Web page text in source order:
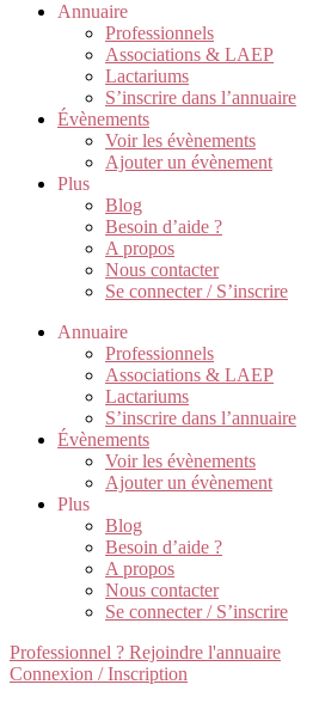
Annuaire
Professionnels
Associations & LAEP
Lactariums
S’inscrire dans l’annuaire
Évènements
Voir les évènements
Ajouter un évènement
Plus
Blog
Besoin d’aide ?
A propos
Nous contacter
Se connecter / S’inscrire
Annuaire
Professionnels
Associations & LAEP
Lactariums
S’inscrire dans l’annuaire
Évènements
Voir les évènements
Ajouter un évènement
Plus
Blog
Besoin d’aide ?
A propos
Nous contacter
Se connecter / S’inscrire
Professionnel ? Rejoindre l'annuaire
Connexion / Inscription